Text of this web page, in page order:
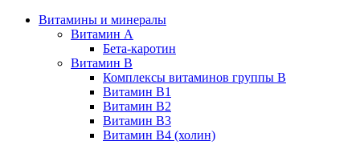
Витамины и минералы
Витамин A
Бета-каротин
Витамин B
Комплексы витаминов группы B
Витамин B1
Витамин B2
Витамин B3
Витамин B4 (холин)